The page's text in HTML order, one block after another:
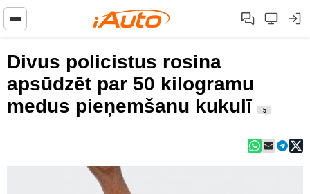
Divus policistus rosina
apsūdzēt par 50 kilogramu
medus pieņemšanu kukulī
5